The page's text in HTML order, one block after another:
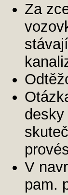
Za
V
pam.